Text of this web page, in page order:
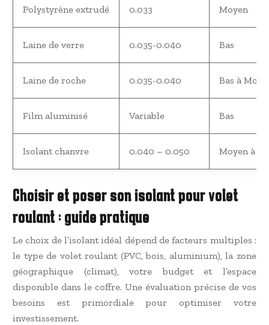
Polystyrène extrudé 0.033 Moyen
Laine de verre 0.035-0.040 Bas
Laine de roche 0.035-0.040 Bas à
Film aluminisé Variable Bas
Isolant chanvre 0.040 – 0.050 Moyen à
Choisir et poser son isolant pour volet
roulant : guide pratique
Le choix de l’isolant idéal dépend de facteurs multiples :
le type de volet roulant (PVC, bois, aluminium), la zone
géographique (climat), votre budget et l’espace
disponible dans le coffre. Une évaluation précise de vos
besoins est primordiale pour optimiser votre
investissement.